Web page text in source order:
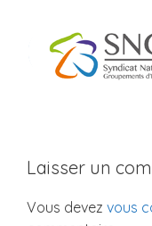
Laisser un
Vous devez vous